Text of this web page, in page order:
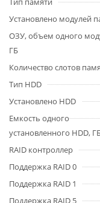
Установлено модулей
ОЗУ, объем одного
ГБ
Количество слотов
Тип HDD
Установлено HDD
Емкость одного
установленного HDD,
RAID контроллер
Поддержка RAID 0
Поддержка RAID 1
Поддержка RAID 5